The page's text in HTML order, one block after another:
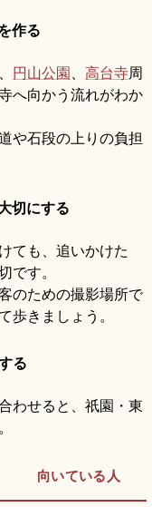
作る
円山公園、 高台寺周
へ向かう流れがわか
や石段の上りの負担
切にする
ても、追いかけた
です。
のための撮影場所で
歩きましょう。
る
わせると、祇園・東
向いている人